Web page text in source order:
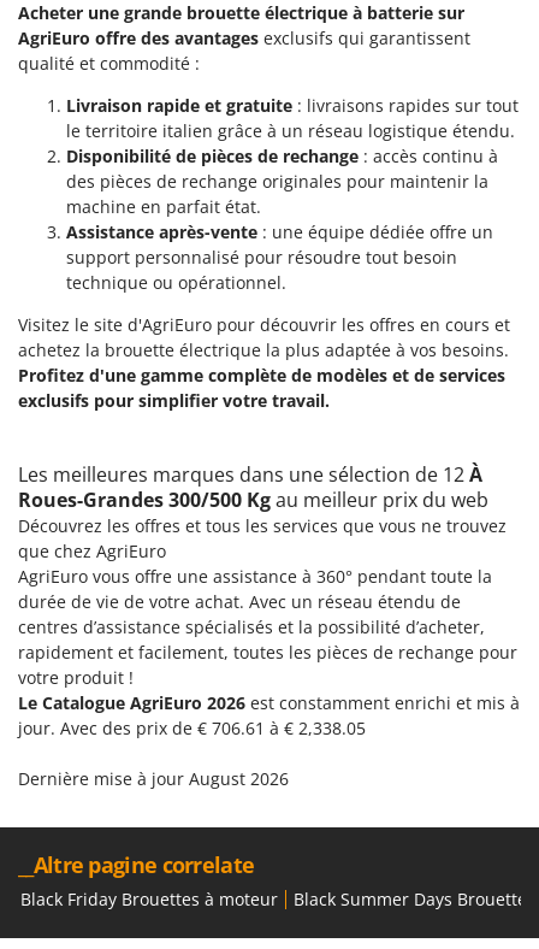
Acheter une grande brouette électrique à batterie sur
AgriEuro offre des avantages exclusifs qui garantissent
qualité et commodité :
Livraison rapide et gratuite : livraisons rapides sur tout
le territoire italien grâce à un réseau logistique étendu.
Disponibilité de pièces de rechange : accès continu à
des pièces de rechange originales pour maintenir la
machine en parfait état.
Assistance après-vente : une équipe dédiée offre un
support personnalisé pour résoudre tout besoin
technique ou opérationnel.
Visitez le site d'AgriEuro pour découvrir les offres en cours et
achetez la brouette électrique la plus adaptée à vos besoins.
Profitez d'une gamme complète de modèles et de services
exclusifs pour simplifier votre travail.
Les meilleures marques dans une sélection de 12À
Roues-Grandes 300/500 Kgau meilleur prix du web
Découvrez les offres et tous les services que vous ne trouvez
que chez AgriEuro
AgriEuro vous offre une assistance à 360° pendant toute la
durée de vie de votre achat. Avec un réseau étendu de
centres d’assistance spécialisés et la possibilité d’acheter,
rapidement et facilement, toutes les pièces de rechange pour
votre produit !
Le Catalogue AgriEuro 2026 est constamment enrichi et mis à
jour. Avec des prix de € 706.61 à € 2,338.05
Dernière mise à jour August 2026
__Altre pagine correlate
Black Friday Brouettes à moteur Black Summer Days